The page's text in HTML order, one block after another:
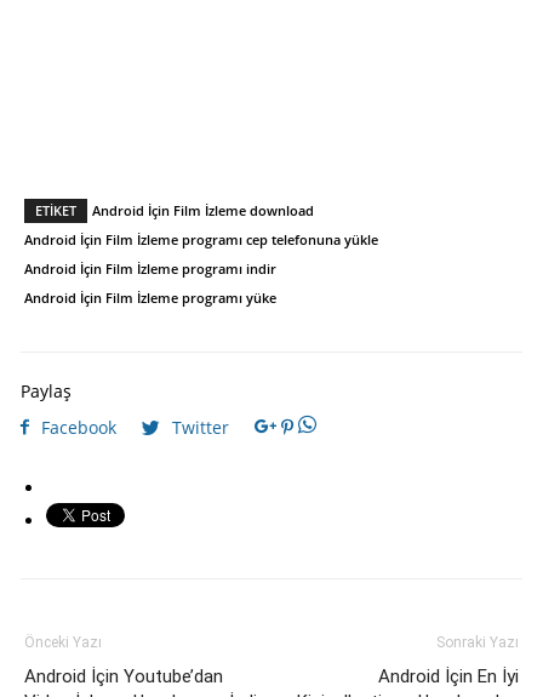
ETIKET
Android İçin Film İzleme download
Android İçin Film İzleme programı cep telefonuna yükle
Android İçin Film İzleme programı indir
Android İçin Film İzleme programı yüke
Paylaş
Facebook
Twitter
Önceki Yazı
Android İçin Youtube’dan
Sonraki Yazı
Android İçin En İyi